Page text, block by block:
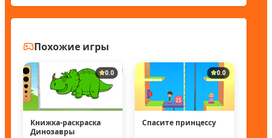
Похожие игры
0.0
Книжка-раскраска
Динозавры
0.0
Спасите принцессу